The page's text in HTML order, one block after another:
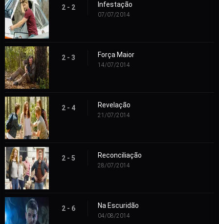
2 - 2 Infestação
07/07/2014
2 - 3 Força Maior
14/07/2014
2 - 4 Revelação
21/07/2014
2 - 5 Reconciliação
28/07/2014
2 - 6 Na Escuridão
04/08/2014